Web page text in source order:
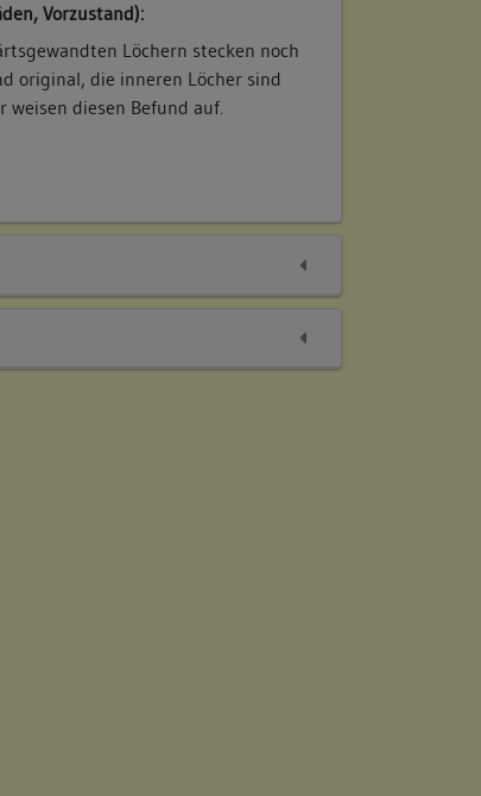
Vorzustand):
Löchern stecken noch
original, die inneren Löcher sind
diesen Befund auf.